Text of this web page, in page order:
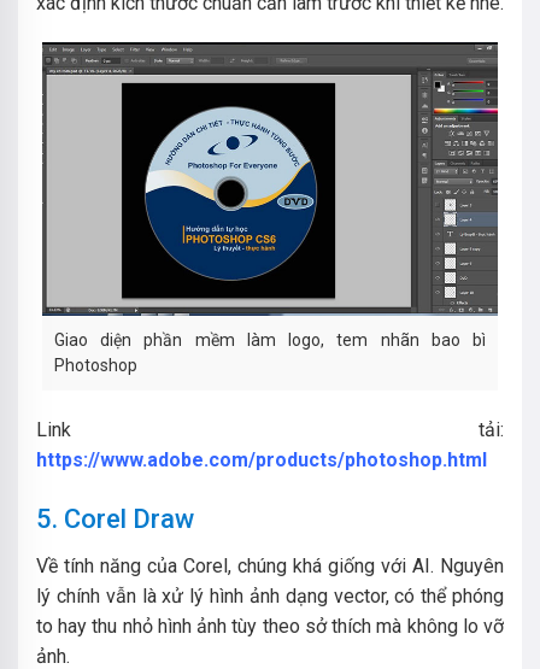
Giao diện phần mềm làm logo, tem nhãn bao bì
Photoshop
Link tải:
https://www.adobe.com/products/photoshop.html
5. Corel Draw
Về tính năng của Corel, chúng khá giống với AI. Nguyên
lý chính vẫn là xử lý hình ảnh dạng vector, có thể phóng
to hay thu nhỏ hình ảnh tùy theo sở thích mà không lo vỡ
ảnh.